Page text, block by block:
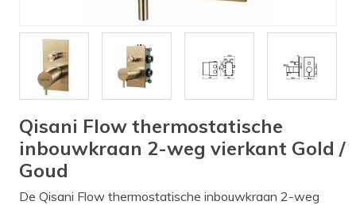
Wastafels
$$$ ACTIES $$$
Qisani Flow thermostatische
inbouwkraan 2-weg vierkant Gold /
Goud
De Qisani Flow thermostatische inbouwkraan 2-weg